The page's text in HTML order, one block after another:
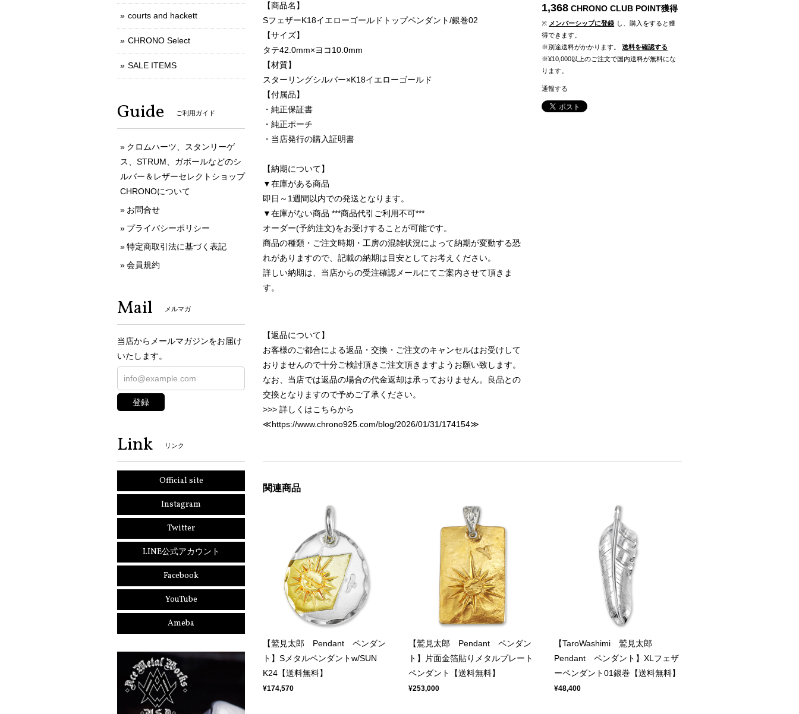
【商品名】
SフェザーK18イエローゴールドトップペンダント/銀巻02
【サイズ】
タテ42.0mm×ヨコ10.0mm
【材質】
スターリングシルバー×K18イエローゴールド
【付属品】
・純正保証書
・純正ポーチ
・当店発行の購入証明書
【納期について】
▼在庫がある商品
即日～1週間以内での発送となります。
▼在庫がない商品 ***商品代引ご利用不可***
オーダー(予約注文)をお受けすることが可能です。
商品の種類・ご注文時期・工房の混雑状況によって納期が変動する恐
れがありますので、記載の納期は目安としてお考えください。
詳しい納期は、当店からの受注確認メールにてご案内させて頂きま
す。
【返品について】
お客様のご都合による返品・交換・ご注文のキャンセルはお受けして
おりませんので十分ご検討頂きご注文頂きますようお願い致します。
なお、当店では返品の場合の代金返却は承っておりません。良品との
交換となりますので予めご了承ください。
>>> 詳しくはこちらから
≪https://www.chrono925.com/blog/2026/01/31/174154≫
1,368 CHRONO CLUB POINT獲得
※ メンバーシップに登録 し、購入をすると獲
得できます。
※別途送料がかかります。
送料を確認する
※¥10,000以上のご注文で国内送料が無料にな
ります。
通報する
関連商品
【鷲見太郎 Pendant ペンダン
ト】Sメタルペンダントw/SUN
K24【送料無料】
¥174,570
【鷲見太郎 Pendant ペンダン
ト】片面金箔貼りメタルプレート
ペンダント【送料無料】
¥253,000
【TaroWashimi 鷲見太郎
Pendant ペンダント】XLフェザ
ーペンダント01銀巻【送料無料】
¥48,400
courts and hackett
CHRONO Select
SALE ITEMS
Guide ご利用ガイド
クロムハーツ、スタンリーゲ
ス、STRUM、ガボールなどのシ
ルバー＆レザーセレクトショップ
CHRONOについて
お問合せ
プライバシーポリシー
特定商取引法に基づく表記
会員規約
Mail メルマガ
当店からメールマガジンをお届け
いたします。
登録
Link リンク
Official site
Instagram
Twitter
LINE公式アカウント
Facebook
YouTube
Ameba